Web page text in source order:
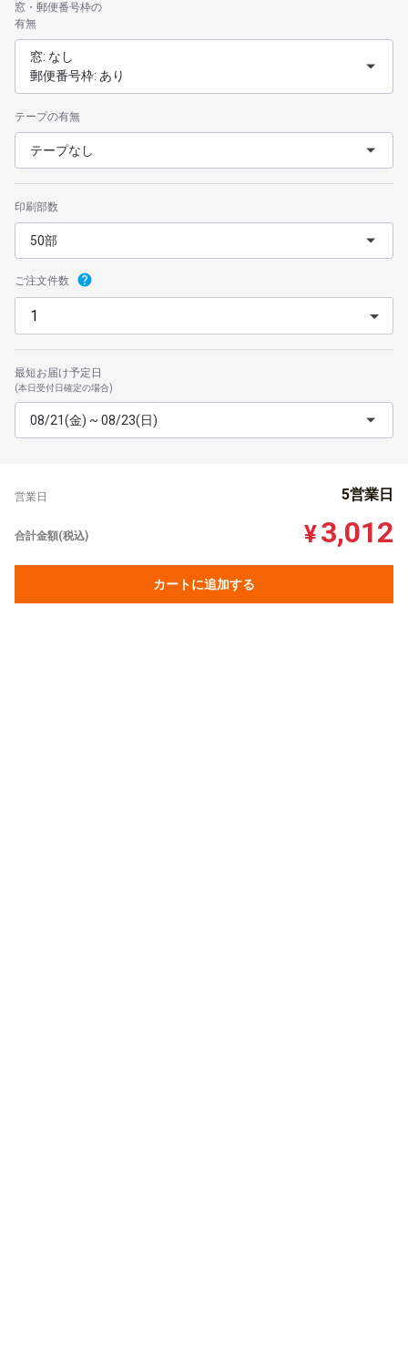
窓・郵便番号枠の
有無
窓: なし
郵便番号枠: あり
テープの有無
テープなし
印刷部数
50部
ご注文件数
最短お届け予定日
(本日受付日確定の場合)
08/21(金) ~ 08/23(日)
営業日 5営業日
合計金額(税込) ¥3,012
カートに追加する